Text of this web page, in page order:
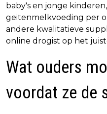
baby's en jonge
geitenmelkvoeding per
andere kwalitatieve
online drogist op het
Wat ouders
voordat ze de